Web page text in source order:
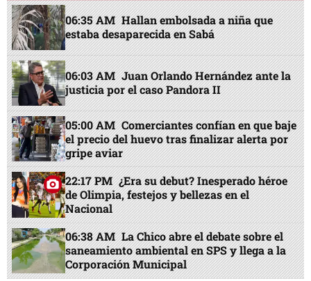
06:35 AM Hallan embolsada a niña que
estaba desaparecida en Sabá
06:03 AM Juan Orlando Hernández ante la
justicia por el caso Pandora II
05:00 AM Comerciantes confían en que baje
el precio del huevo tras finalizar alerta por
gripe aviar
22:17 PM ¿Era su debut? Inesperado héroe
de Olimpia, festejos y bellezas en el
Nacional
06:38 AM La Chico abre el debate sobre el
saneamiento ambiental en SPS y llega a la
Corporación Municipal